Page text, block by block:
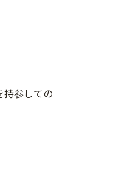
持参しての